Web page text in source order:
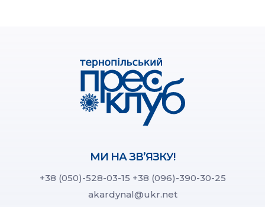
МИ НА ЗВ’ЯЗКУ!
+38 (050)-528-03-15 +38 (096)-390-30-25
akardynal@ukr.net